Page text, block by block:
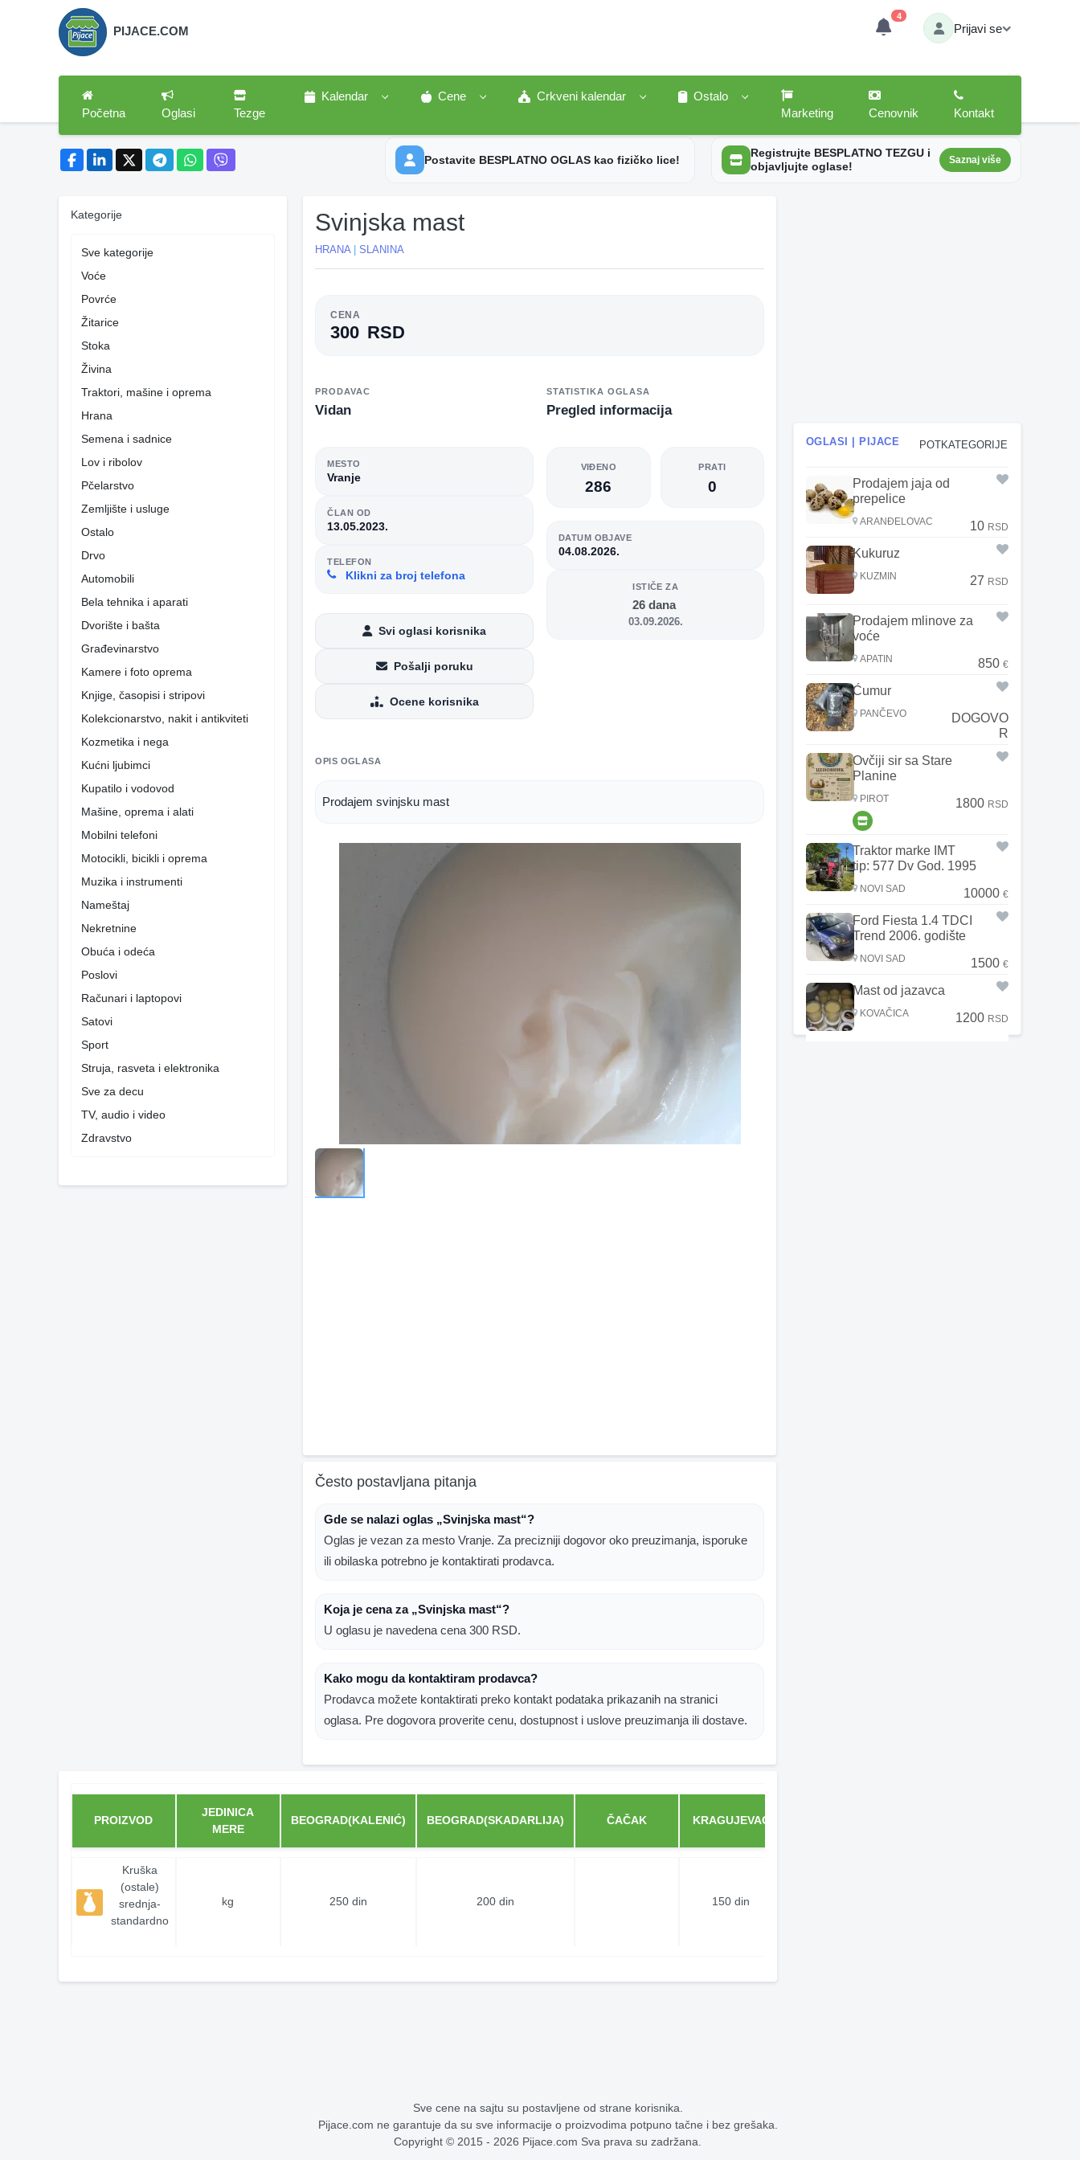
PIJACE.COM
4
Prijavi se
Početna Oglasi Tezge
Kalendar Cene Crkveni kalendar
Ostalo
Marketing
Cenovnik Kontakt
Postavite BESPLATNO OGLAS kao fizičko lice!
Registrujte BESPLATNO TEZGU i
objavljujte oglase!
Saznaj više
Kategorije
Sve kategorije
Voće
Povrće
Žitarice
Stoka
Živina
Traktori, mašine i oprema
Hrana
Semena i sadnice
Lov i ribolov
Pčelarstvo
Zemljište i usluge
Ostalo
Drvo
Automobili
Bela tehnika i aparati
Dvorište i bašta
Građevinarstvo
Kamere i foto oprema
Knjige, časopisi i stripovi
Kolekcionarstvo, nakit i antikviteti
Kozmetika i nega
Kućni ljubimci
Kupatilo i vodovod
Mašine, oprema i alati
Mobilni telefoni
Motocikli, bicikli i oprema
Muzika i instrumenti
Nameštaj
Nekretnine
Obuća i odeća
Poslovi
Računari i laptopovi
Satovi
Sport
Struja, rasveta i elektronika
Sve za decu
TV, audio i video
Zdravstvo
Svinjska mast
HRANA|SLANINA
CENA
300 RSD
PRODAVAC
Vidan
MESTO
Vranje
ČLAN OD
13.05.2023.
TELEFON
Klikni za broj telefona
Svi oglasi korisnika
Pošalji poruku
Ocene korisnika
STATISTIKA OGLASA
Pregled informacija
VIĐENO
286
PRATI
0
DATUM OBJAVE
04.08.2026.
ISTIČE ZA
26 dana
03.09.2026.
OPIS OGLASA
Prodajem svinjsku mast
Često postavljana pitanja
Gde se nalazi oglas „Svinjska mast“?
Oglas je vezan za mesto Vranje. Za precizniji dogovor oko preuzimanja, isporuke
ili obilaska potrebno je kontaktirati prodavca.
Koja je cena za „Svinjska mast“?
U oglasu je navedena cena 300 RSD.
Kako mogu da kontaktiram prodavca?
Prodavca možete kontaktirati preko kontakt podataka prikazanih na stranici
oglasa. Pre dogovora proverite cenu, dostupnost i uslove preuzimanja ili dostave.
PROIZVOD
JEDINICA
MERE
BEOGRAD(KALENIĆ) BEOGRAD(SKADARLIJA) ČAČAK KRAGUJEVAC
Kruška
(ostale)
srednja-
standardno
kg 250 din 200 din 150 din
POTKATEGORIJE
OGLASI | PIJACE
Prodajem jaja od
prepelice
ARANĐELOVAC 10 RSD
Kukuruz
KUZMIN 27 RSD
Prodajem mlinove za
voće
APATIN 850 €
Ćumur
PANČEVO
DOGOVO
R
Ovčiji sir sa Stare
Planine
PIROT 1800 RSD
Traktor marke IMT
tip: 577 Dv God. 1995
NOVI SAD 10000 €
Ford Fiesta 1.4 TDCI
Trend 2006. godište
NOVI SAD 1500 €
Mast od jazavca
KOVAČICA 1200 RSD
Sve cene na sajtu su postavljene od strane korisnika.
Pijace.com ne garantuje da su sve informacije o proizvodima potpuno tačne i bez grešaka.
Copyright © 2015 - 2026 Pijace.com Sva prava su zadržana.